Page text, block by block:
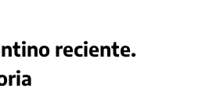
reciente.